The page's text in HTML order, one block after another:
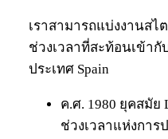
เราสามารถแบ่งงานสไ
ช่วงเวลาที่สะท้อนเข้ากั
ประเทศ Spain
ค.ศ. 1980 ยุคสมัย
ช่วงเวลาแห่งการ